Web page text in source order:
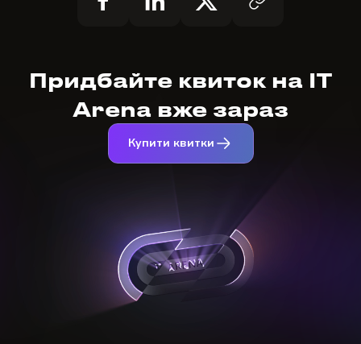
Придбайте квиток на IT
Arena вже зараз
Купити квитки